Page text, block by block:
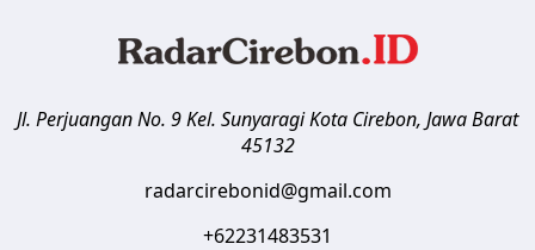
Jl. Perjuangan No. 9 Kel. SunyaragiKota Cirebon, Jawa Barat
45132
radarcirebonid@gmail.com
+62231483531